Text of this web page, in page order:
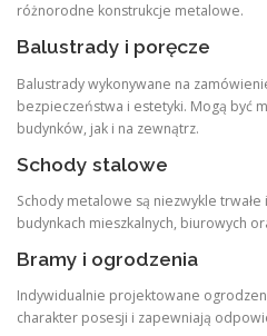
różnorodne konstrukcje metalowe.
Balustrady i poręcze
Balustrady wykonywane na
bezpieczeństwa i estetyki. Mogą być
budynków, jak i na zewnątrz.
Schody stalowe
Schody metalowe są niezwykle
budynkach mieszkalnych, biurowych
Bramy i ogrodzenia
Indywidualnie projektowane
charakter posesji i zapewniają